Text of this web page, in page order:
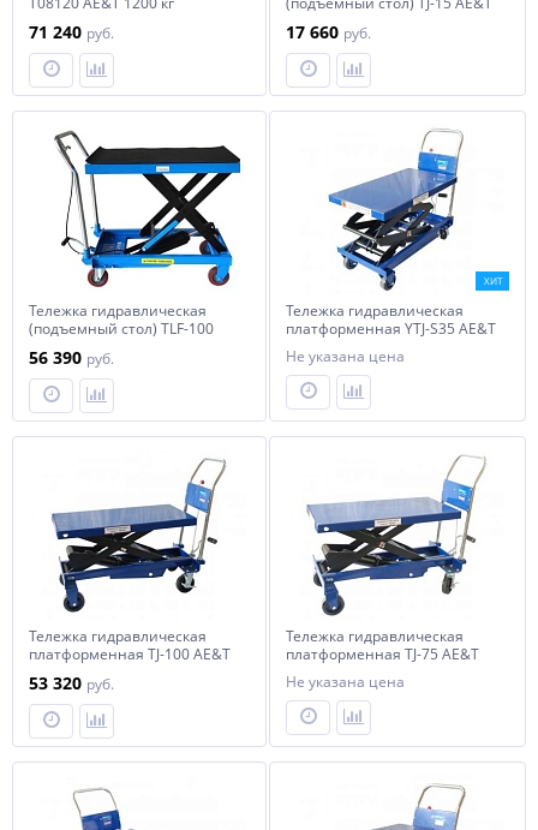
71 240 руб. 17 660 руб.
Тележка гидравлическая
(подъемный стол) TLF-100
56 390 руб.
ХИТ
Тележка гидравлическая
платформенная YTJ-S35 AE&T
350кг
Не указана цена
Тележка гидравлическая
платформенная ТJ-100 AE&T
53 320 руб.
Тележка гидравлическая
платформенная ТJ-75 AE&T
750кг
Не указана цена